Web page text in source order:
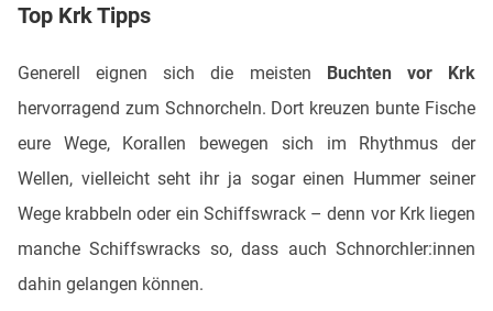
Top Krk Tipps
Generell eignen sich die meisten Buchten vor Krk
hervorragend zum Schnorcheln. Dort kreuzen bunte Fische
eure Wege, Korallen bewegen sich im Rhythmus der
Wellen, vielleicht seht ihr ja sogar einen Hummer seiner
Wege krabbeln oder ein Schiffswrack – denn vor Krk liegen
manche Schiffswracks so, dass auch Schnorchler:innen
dahin gelangen können.